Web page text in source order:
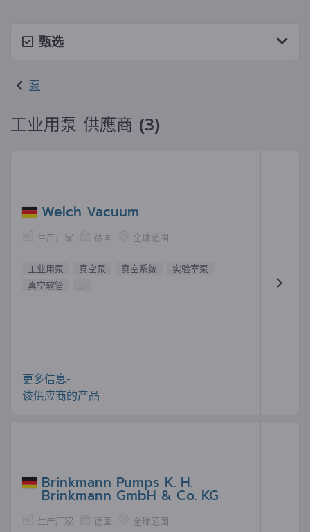
甄选
泵
工业用泵 供應商 (3)
Welch Vacuum
生产厂家 德国 全球范围
工业用泵 真空泵 真空系统
实验室泵
真空软管
...
更多信息-
该供应商的产品
Brinkmann Pumps K. H.
Brinkmann GmbH & Co. KG
生产厂家 德国 全球范围